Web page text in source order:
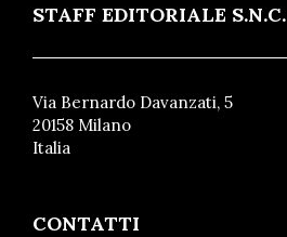
STAFF EDITORIALE S.N.C.
Via Bernardo Davanzati, 5
20158 Milano
Italia
CONTATTI